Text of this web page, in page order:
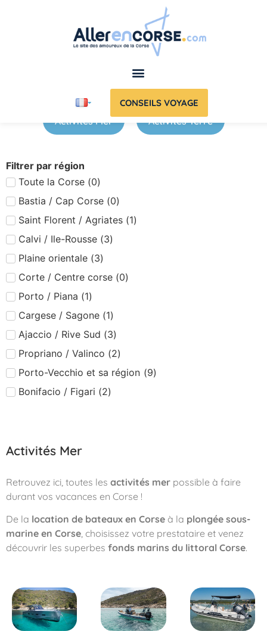
CONSEILS VOYAGE
Activités Mer Activités Terre
Filtrer par région
Toute la Corse (0)
Bastia / Cap Corse (0)
Saint Florent / Agriates (1)
Calvi / Ile-Rousse (3)
Plaine orientale (3)
Corte / Centre corse (0)
Porto / Piana (1)
Cargese / Sagone (1)
Ajaccio / Rive Sud (3)
Propriano / Valinco (2)
Porto-Vecchio et sa région (9)
Bonifacio / Figari (2)
Activités Mer
Retrouvez ici, toutes les activités mer possible à faire
durant vos vacances en Corse !
De la location de bateaux en Corse à la plongée sous-
marine en Corse, choisissez votre prestataire et venez
découvrir les superbes fonds marins du littoral Corse.